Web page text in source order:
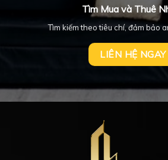
Tìm Mua và Thuê
Tìm kiếm theo tiêu chí, đảm bảo
LIÊN HỆ NGAY